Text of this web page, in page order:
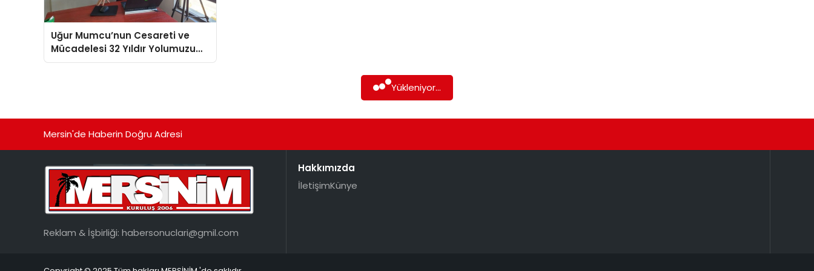
Uğur Mumcu’nun Cesareti ve
Mücadelesi 32 Yıldır Yolumuzu
Aydınlatıyor
Yükleniyor...
Mersin'de Haberin Doğru Adresi
Reklam & İşbirliği: habersonuclari@gmil.com
Hakkımızda
İletişimKünye